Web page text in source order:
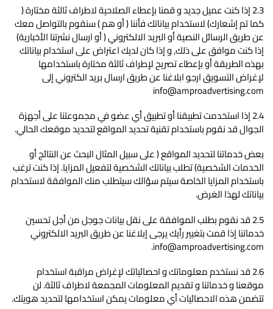
2.3 إذا كنت عميل جديد و قمنا بإعطاء الصلاحية لاطراف ثالثة مختارة (
كما تم إشعارك) لاستخدام بياناتك فأننا ( أو هم ) سنقوم بالتواصل معك
عن طريق الرسائل النصية أو البريد الالكتروني ( أو ارسال نشرتنا الأخبارية)
إذا كنت موافق على ذلك, و إذا كان لديك اعتراض على استخدام بياناتك
بهذه الطريقة أو بإعطاء تصريح لإطراف ثالثة مختارة باستخدامها
لإغراض التسويق ارجو ابلاغنا عن طريق ارسال بريد الكتروني إلى
info@amproadvertising.com
2.4 إذا استخدمت تطبيقنا أو تطبيق أي عضو في مجموعتنا على أجهزة
الجوال قد نقوم باستخدام تقنية تحديد المواقع لتحديد موقعك الحالي.
بعض خدماتنا لتحديد المواقع ( على سبيل المثال البحث عن النتائج أو
الخدمات الشخصية) تطلب بياناتك الشخصية لتفعيل المزايا. إذا كنت ترغب
باستخدام المزايا الخاصة سيتم سؤالك سيتطلب منك الموافقة لاستخدام
بياناتك لهذا الغرض.
2.5 قد نقوم بطلب الموافقة على نقل بيانات جوجل من أجل تحسين
خدماتنا إذا قمت بتغيير رأيك يرجى إبلاغنا عن طريق البريد الالكتروني
info@amproadvertising.com.
2.6 قد نستخدم معلوماتك و احصائياتك لإغراض مراقبة استخدام
موقعنا و خدماتنا و تقديم المعلومات المجمعة لاطراف ثالثة. لن
تتضمن هذه الاحصائيات أي معلومات يمكن استخدامها لتحديد هويتك.